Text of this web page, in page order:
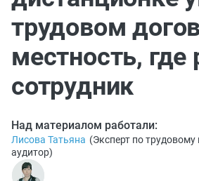
трудовом
местность, где
сотрудник
Над материалом работали:
Лисова Татьяна (Эксперт по
аудитор)